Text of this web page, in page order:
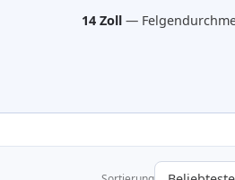
14 Zoll—